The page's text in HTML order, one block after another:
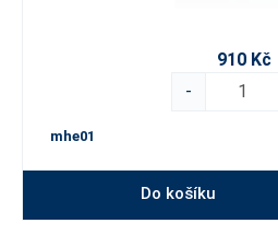
910 Kč
-
mhe01
Do košíku